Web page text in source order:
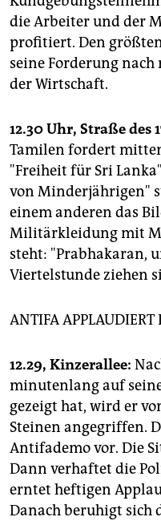
die Arbeiter und der
profitiert. Den
seine Forderung
der Wirtschaft.
12.30 Uhr, Straße des
Tamilen fordert
"Freiheit für Sri
von Minderjährigen"
einem anderen das
Militärkleidung mit
steht: "Prabhakaran,
Viertelstunde ziehen
ANTIFA APPLAUDIERT
12.29, Kinzerallee:
minutenlang auf
gezeigt hat, wird er
Steinen angegriffen.
Antifademo vor. Die
Dann verhaftet die
erntet heftigen
Danach beruhigt sich